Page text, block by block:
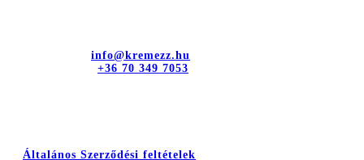
info@kremezz.hu
+36 70 349 7053
Általános Szerződési feltételek